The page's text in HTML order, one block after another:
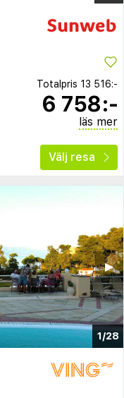
Totalpris 13 516:-
6 758:-
läs mer
Välj resa
1/28
▶︎